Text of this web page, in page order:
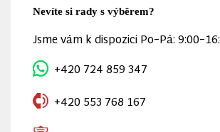
Nevíte si rady s výběrem?
Jsme vám k dispozici Po–Pá:
+420 724 859 347
+420 553 768 167